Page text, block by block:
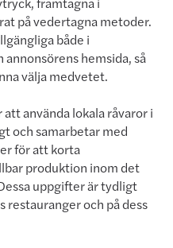
på vedertagna metoder.
både i
hemsida, så
välja medvetet.
använda lokala råvaror i
och samarbetar med
för att korta
produktion inom det
uppgifter är tydligt
restauranger och på dess